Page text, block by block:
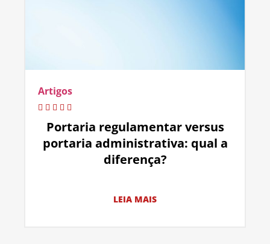
Artigos
Portaria regulamentar versus
portaria administrativa: qual a
diferença?
LEIA MAIS